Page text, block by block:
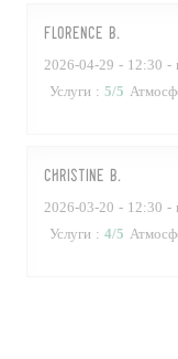
FLORENCE B
2026-04-29 - 12:30 -
Услуги : 5/5
Christine B
2026-03-20 - 12:30 -
Услуги : 4/5